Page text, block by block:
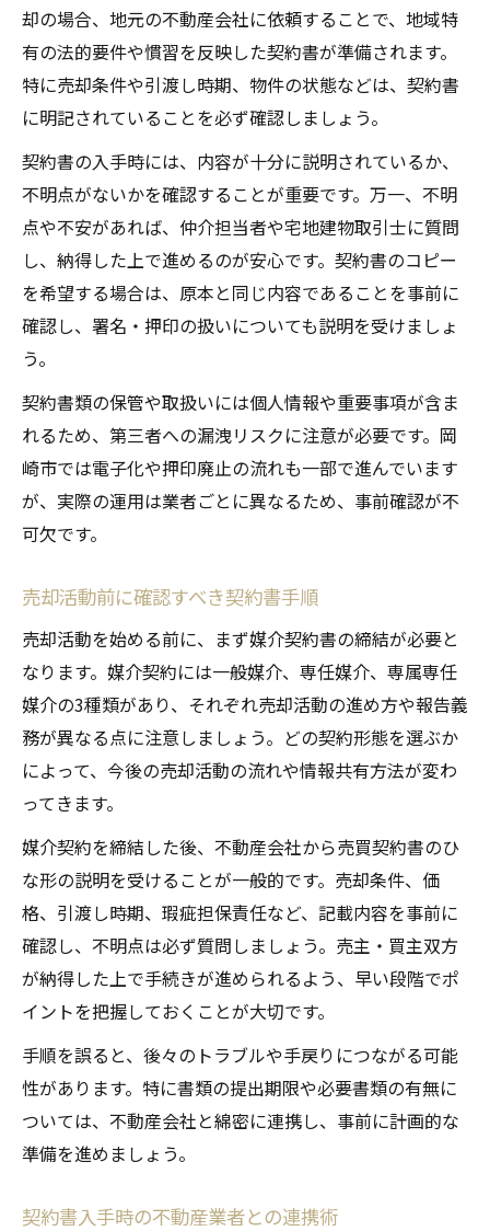
却の場合、地元の不動産会社に依頼することで、地域特
有の法的要件や慣習を反映した契約書が準備されます。
特に売却条件や引渡し時期、物件の状態などは、契約書
に明記されていることを必ず確認しましょう。
契約書の入手時には、内容が十分に説明されているか、
不明点がないかを確認することが重要です。万一、不明
点や不安があれば、仲介担当者や宅地建物取引士に質問
し、納得した上で進めるのが安心です。契約書のコピー
を希望する場合は、原本と同じ内容であることを事前に
確認し、署名・押印の扱いについても説明を受けましょ
う。
契約書類の保管や取扱いには個人情報や重要事項が含ま
れるため、第三者への漏洩リスクに注意が必要です。岡
崎市では電子化や押印廃止の流れも一部で進んでいます
が、実際の運用は業者ごとに異なるため、事前確認が不
可欠です。
売却活動前に確認すべき契約書手順
売却活動を始める前に、まず媒介契約書の締結が必要と
なります。媒介契約には一般媒介、専任媒介、専属専任
媒介の3種類があり、それぞれ売却活動の進め方や報告義
務が異なる点に注意しましょう。どの契約形態を選ぶか
によって、今後の売却活動の流れや情報共有方法が変わ
ってきます。
媒介契約を締結した後、不動産会社から売買契約書のひ
な形の説明を受けることが一般的です。売却条件、価
格、引渡し時期、瑕疵担保責任など、記載内容を事前に
確認し、不明点は必ず質問しましょう。売主・買主双方
が納得した上で手続きが進められるよう、早い段階でポ
イントを把握しておくことが大切です。
手順を誤ると、後々のトラブルや手戻りにつながる可能
性があります。特に書類の提出期限や必要書類の有無に
ついては、不動産会社と綿密に連携し、事前に計画的な
準備を進めましょう。
契約書入手時の不動産業者との連携術